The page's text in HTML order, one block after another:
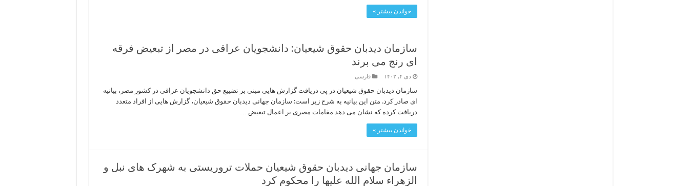
خواندن بیشتر »
سازمان دیدبان حقوق شیعیان: دانشجویان عراقی در مصر از تبعیض فرقه
ای رنج می برند
دی ۴, ۱۴۰۲ فارسی
سازمان دیدبان حقوق شیعیان در پی دریافت گزارش هایی مبنی بر تضییع حق دانشجویان عراقی در کشور مصر، بیانیه
ای صادر کرد. متن این بیانیه به شرح زیر است: سازمان جهانی دیدبان حقوق شیعیان، گزارش هایی از افراد متعدد
دریافت کرده که نشان می دهد مقامات مصری بر اعمال تبعیض …
خواندن بیشتر »
سازمان جهانی دیدبان حقوق شیعیان حملات تروریستی به شهرک های نبل و
الزهراء سلام الله علیها را محکوم کرد